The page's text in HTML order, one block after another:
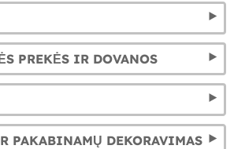
PREKĖS IR DOVANOS
PAKABINAMŲ DEKORAVIMAS